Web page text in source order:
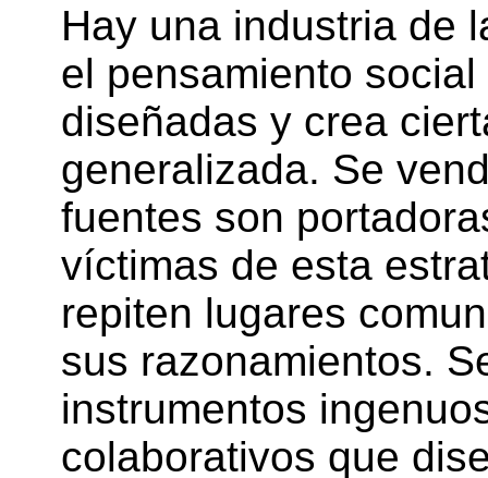
Hay una industria de
el pensamiento
diseñadas y crea
generalizada. Se
fuentes son
víctimas de esta
repiten lugares
sus razonamientos.
instrumentos
colaborativos que